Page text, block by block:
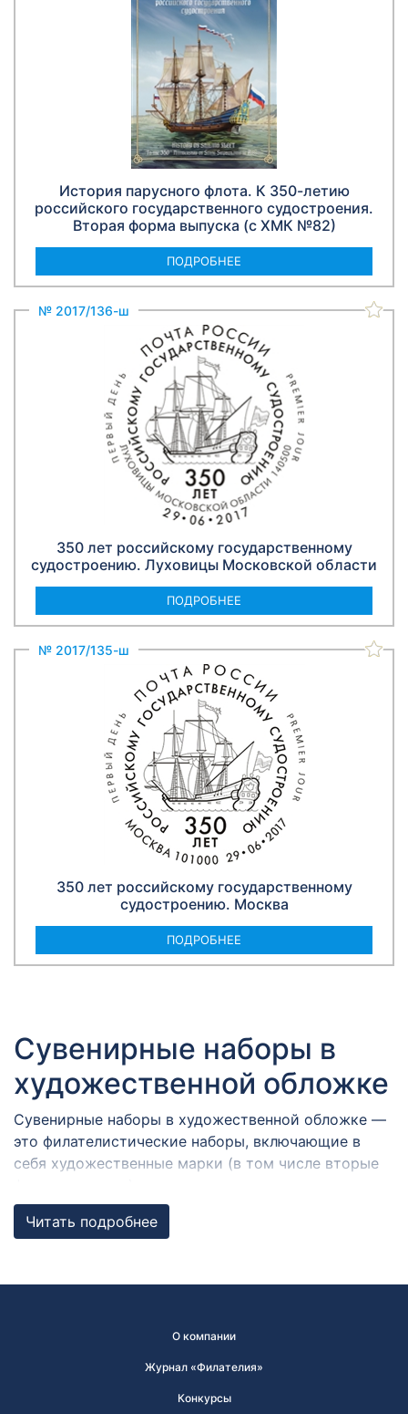
История парусного флота. К 350-летию
российского государственного судостроения.
Вторая форма выпуска (с ХМК №82)
ПОДРОБНЕЕ
№ 2017/136-ш
350 лет российскому государственному
судостроению. Луховицы Московской области
ПОДРОБНЕЕ
№ 2017/135-ш
350 лет российскому государственному
судостроению. Москва
ПОДРОБНЕЕ
Сувенирные наборы в
художественной обложке
Сувенирные наборы в художественной обложке —
это филателистические наборы, включающие в
себя художественные марки (в том числе вторые
гашениями в разных городах России,
объединенные общей темой. Художественная
может быть прекрасным
подарком!
Читать подробнее
О компании
Журнал «Филателия»
Конкурсы